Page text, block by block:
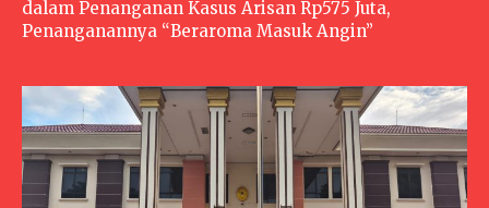
dalam Penanganan Kasus Arisan Rp575 Juta,
Penanganannya “Beraroma Masuk Angin”